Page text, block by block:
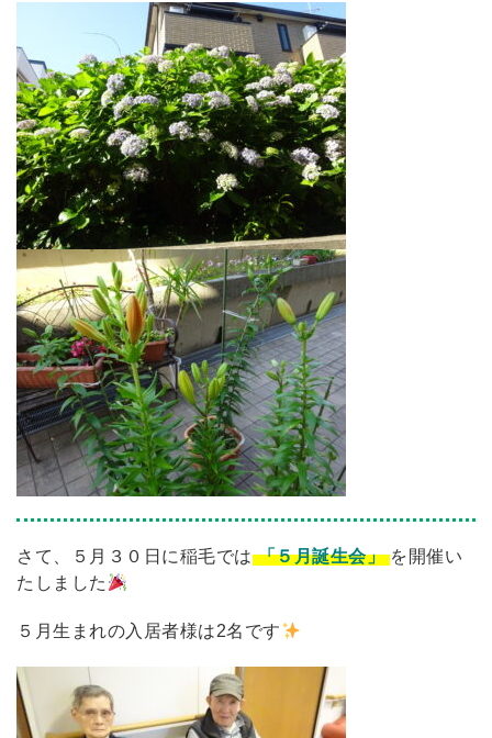
さて、５月３０日に稲毛では 「５月誕生会」 を開催い
たしました
５月生まれの入居者様は2名です